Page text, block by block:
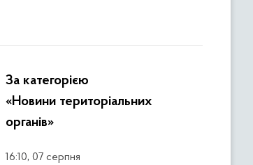
За категорією
«Новини територіальних
органів»
16:10, 07 серпня